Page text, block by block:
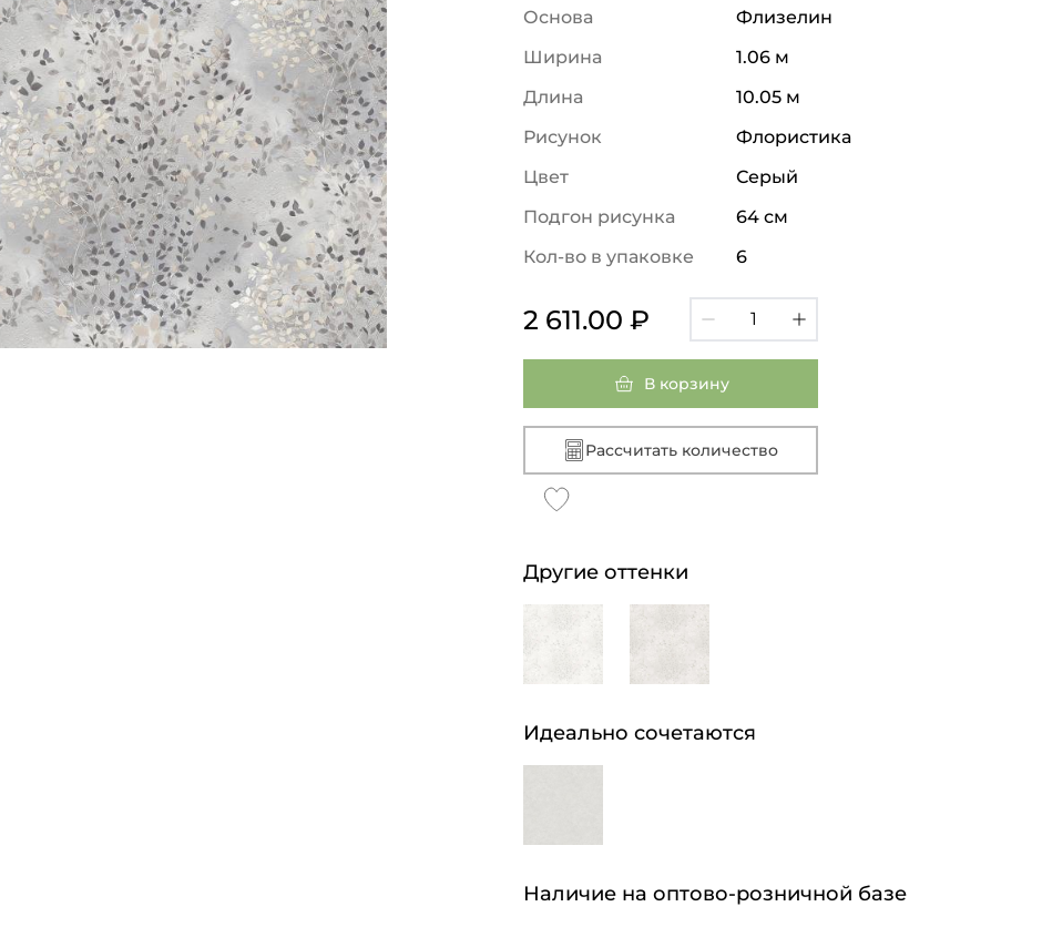
Основа
Флизелин
Ширина
1.06 м
Длина
10.05 м
Рисунок
Флористика
Цвет
Серый
Подгон рисунка
64 см
Кол-во в упаковке
6
2 611.00 ₽
В корзину
Рассчитать количество
Другие оттенки
Идеально сочетаются
Наличие на оптово-розничной базе